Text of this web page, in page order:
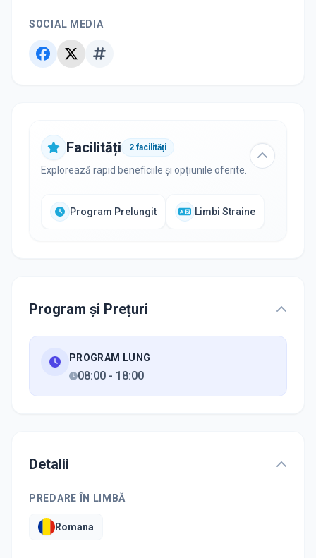
SOCIAL MEDIA
Facilități 2 facilități
Explorează rapid beneficiile și opțiunile oferite.
Program Prelungit Limbi Straine
Program și Prețuri
PROGRAM LUNG
08:00 - 18:00
Detalii
PREDARE ÎN LIMBĂ
Romana